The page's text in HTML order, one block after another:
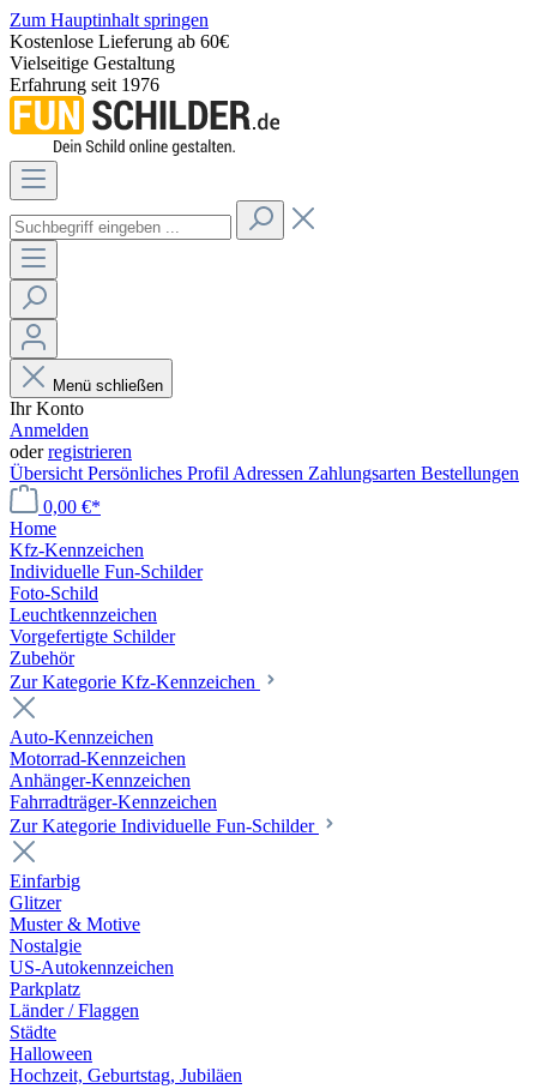
Zum Hauptinhalt springen
Kostenlose Lieferung ab 60€
Vielseitige Gestaltung
Erfahrung seit 1976
Menü schließen
Ihr Konto
Anmelden
oderregistrieren
Übersicht Persönliches Profil Adressen Zahlungsarten Bestellungen
0,00 €*
Home
Kfz-Kennzeichen
Individuelle Fun-Schilder
Foto-Schild
Leuchtkennzeichen
Vorgefertigte Schilder
Zubehör
Zur Kategorie Kfz-Kennzeichen
Auto-Kennzeichen
Motorrad-Kennzeichen
Anhänger-Kennzeichen
Fahrradträger-Kennzeichen
Zur Kategorie Individuelle Fun-Schilder
Einfarbig
Glitzer
Muster & Motive
Nostalgie
US-Autokennzeichen
Parkplatz
Länder / Flaggen
Städte
Halloween
Hochzeit, Geburtstag, Jubiläen